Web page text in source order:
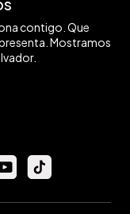
contigo. Que
Mostramos